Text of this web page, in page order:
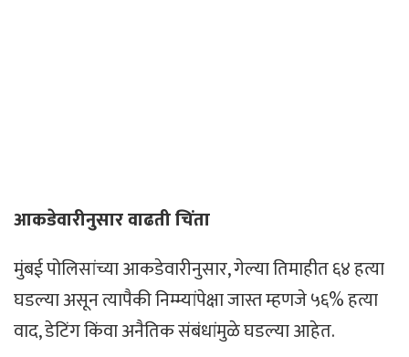
आकडेवारीनुसार वाढती चिंता
मुंबई पोलिसांच्या आकडेवारीनुसार, गेल्या तिमाहीत ६४ हत्या
घडल्या असून त्यापैकी निम्म्यांपेक्षा जास्त म्हणजे ५६% हत्या
वाद, डेटिंग किंवा अनैतिक संबंधांमुळे घडल्या आहेत.